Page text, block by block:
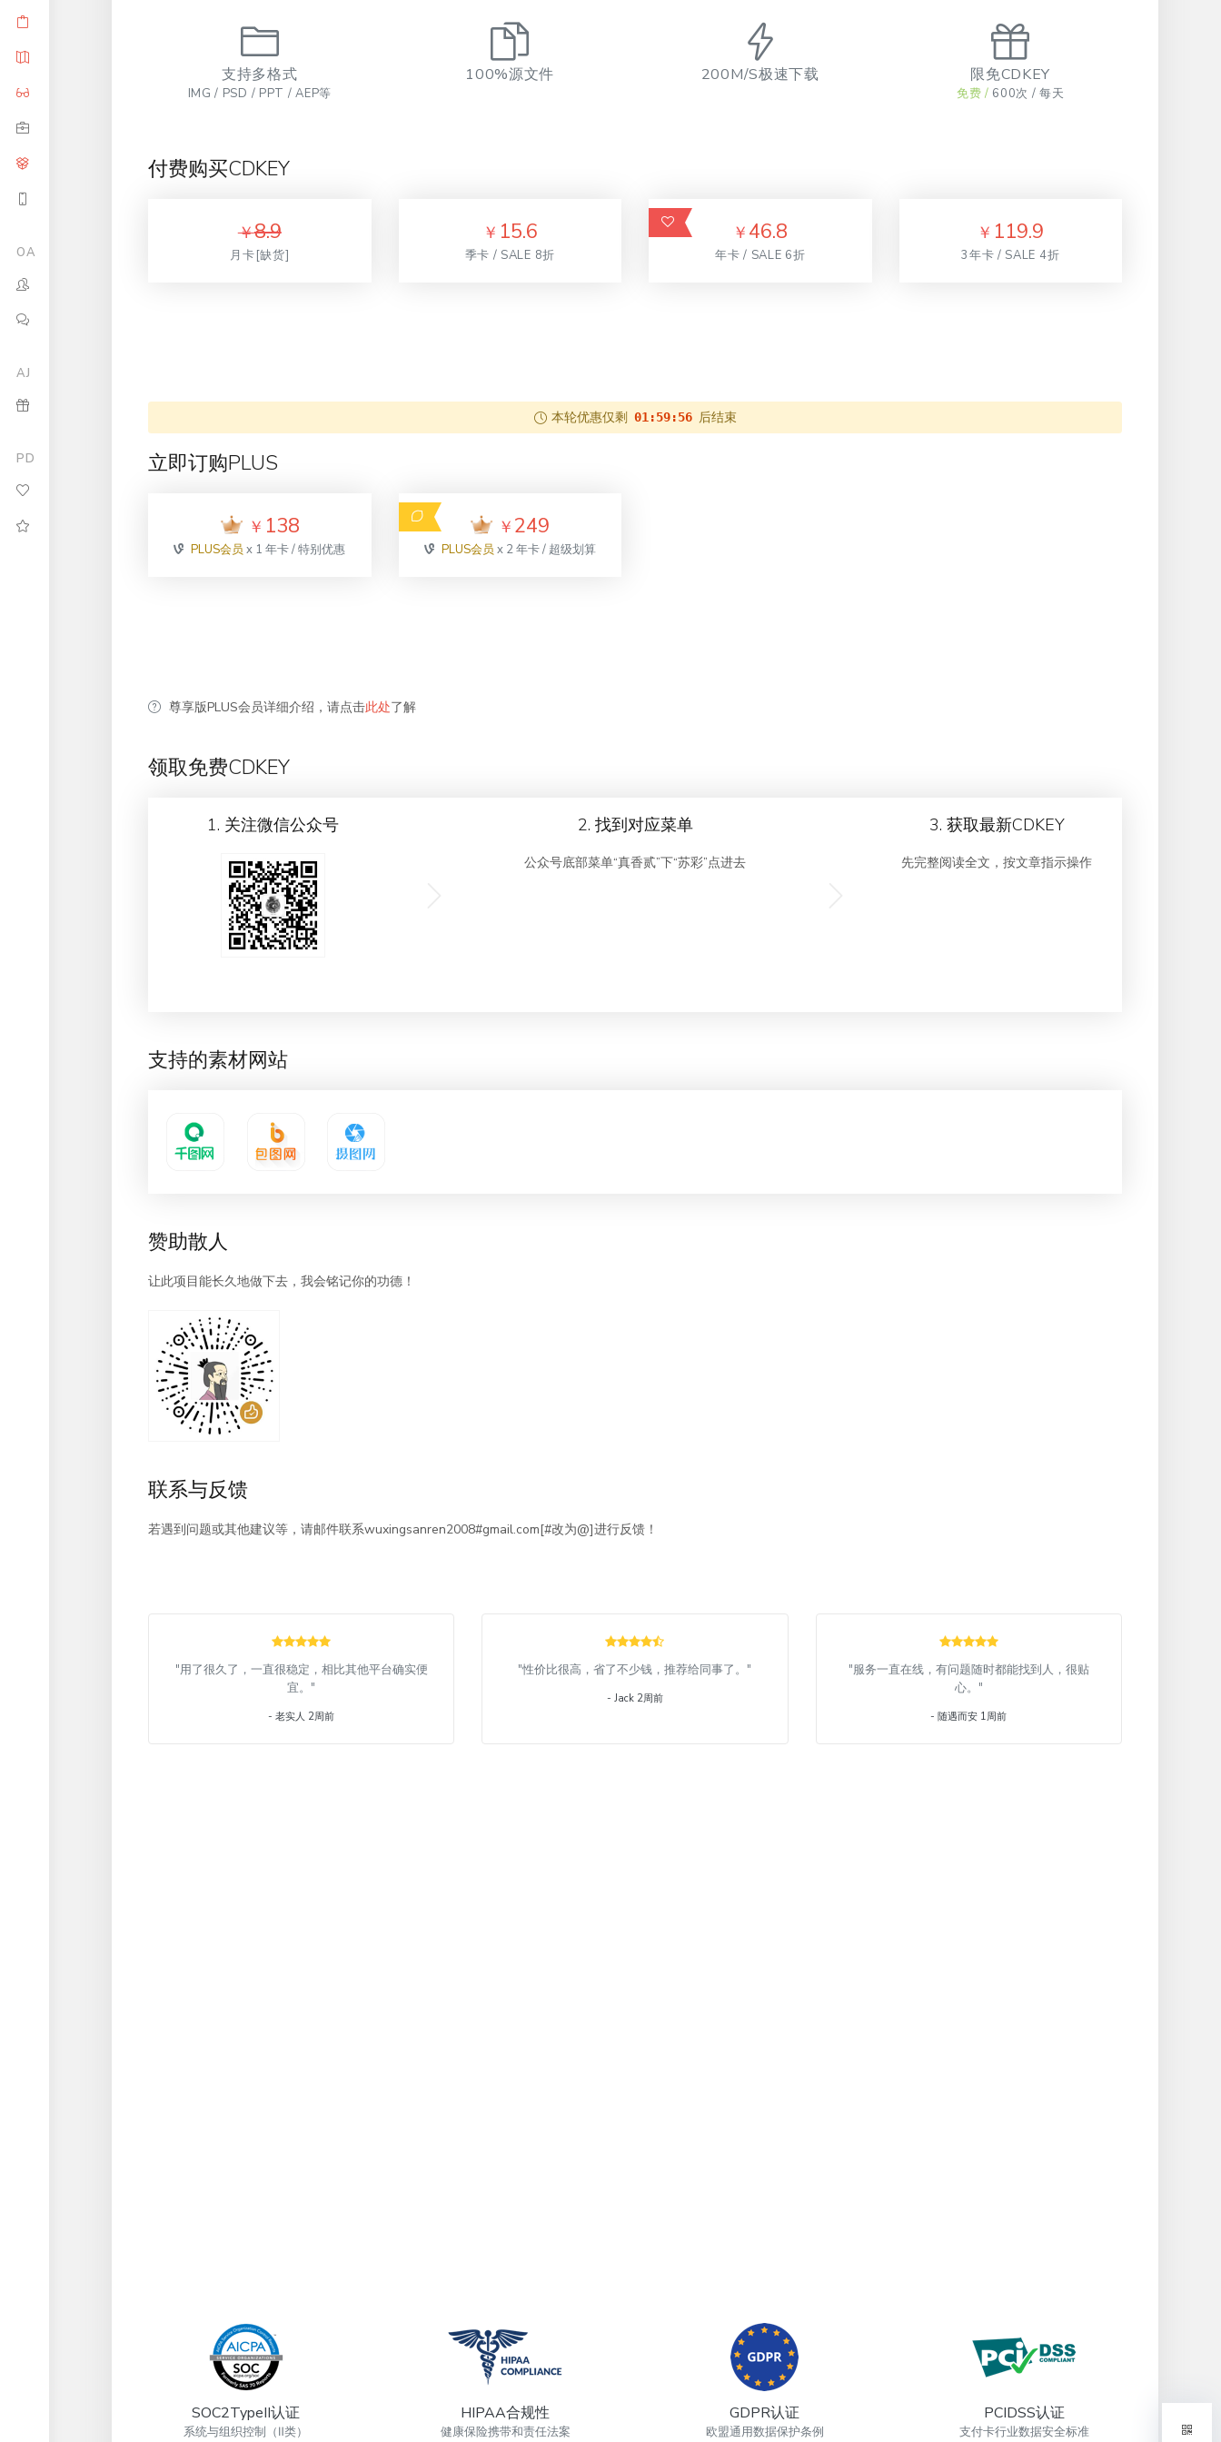
OA
AJ
PD
支持多格式
IMG / PSD / PPT / AEP等
100%源文件 200M/S极速下载 限免CDKEY
免费 / 600次 / 每天
付费购买CDKEY
￥8.9
月卡[缺货]
￥ 15.6
季卡 / SALE 8折
￥ 46.8
年卡 / SALE 6折
￥ 119.9
3年卡 / SALE 4折
本轮优惠仅剩 01:59:55 后结束
立即订购PLUS
￥ 138
PLUS会员x 1 年卡 / 特别优惠
￥ 249
PLUS会员x 2 年卡 / 超级划算
尊享版PLUS会员详细介绍，请点击此处了解
领取免费CDKEY
1. 关注微信公众号 2. 找到对应菜单
公众号底部菜单“真香贰”下“苏彩”点进去
3. 获取最新CDKEY
先完整阅读全文，按文章指示操作
支持的素材网站
赞助散人
让此项目能长久地做下去，我会铭记你的功德！
联系与反馈
若遇到问题或其他建议等，请邮件联系wuxingsanren2008#gmail.com[#改为@]进行反馈！
"用了很久了，一直很稳定，相比其他平台确实便
宜。"
- 老实人 2周前
"性价比很高，省了不少钱，推荐给同事了。"
- Jack 2周前
"服务一直在线，有问题随时都能找到人，很贴
心。"
- 随遇而安 1周前
SOC2TypeII认证
系统与组织控制（Ⅱ类）
HIPAA合规性
健康保险携带和责任法案
GDPR认证
欧盟通用数据保护条例
PCIDSS认证
支付卡行业数据安全标准